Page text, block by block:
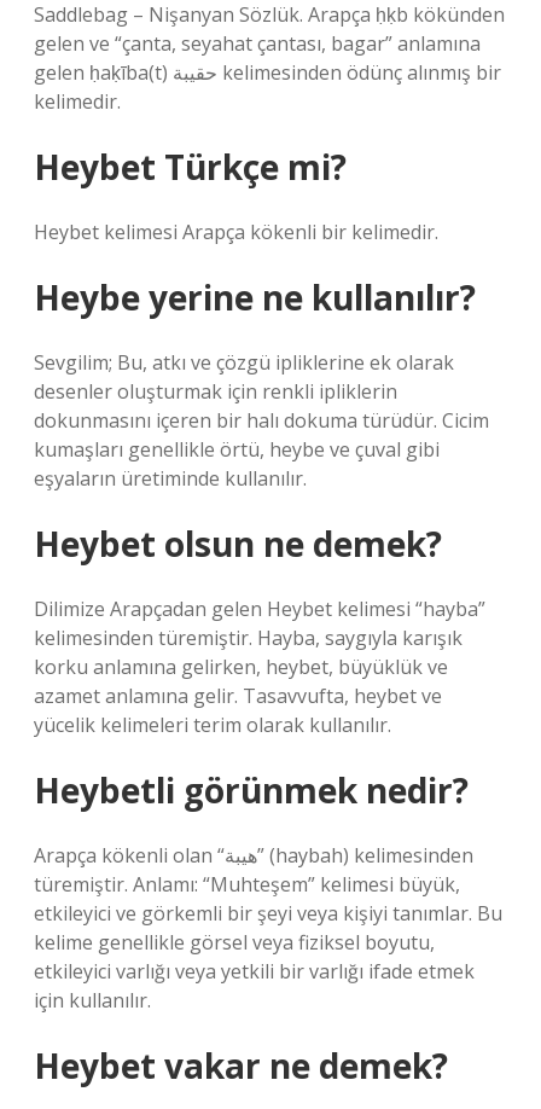
Saddlebag – Nişanyan Sözlük. Arapça ḥḳb kökünden
gelen ve “çanta, seyahat çantası, bagar” anlamına
gelen ḥaḳība(t) حقيبة kelimesinden ödünç alınmış bir
kelimedir.
Heybet Türkçe mi?
Heybet kelimesi Arapça kökenli bir kelimedir.
Heybe yerine ne kullanılır?
Sevgilim; Bu, atkı ve çözgü ipliklerine ek olarak
desenler oluşturmak için renkli ipliklerin
dokunmasını içeren bir halı dokuma türüdür. Cicim
kumaşları genellikle örtü, heybe ve çuval gibi
eşyaların üretiminde kullanılır.
Heybet olsun ne demek?
Dilimize Arapçadan gelen Heybet kelimesi “hayba”
kelimesinden türemiştir. Hayba, saygıyla karışık
korku anlamına gelirken, heybet, büyüklük ve
azamet anlamına gelir. Tasavvufta, heybet ve
yücelik kelimeleri terim olarak kullanılır.
Heybetli görünmek nedir?
Arapça kökenli olan “هيبة” (haybah) kelimesinden
türemiştir. Anlamı: “Muhteşem” kelimesi büyük,
etkileyici ve görkemli bir şeyi veya kişiyi tanımlar. Bu
kelime genellikle görsel veya fiziksel boyutu,
etkileyici varlığı veya yetkili bir varlığı ifade etmek
için kullanılır.
Heybet vakar ne demek?